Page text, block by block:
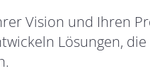
Vision und Ihren
Lösungen,